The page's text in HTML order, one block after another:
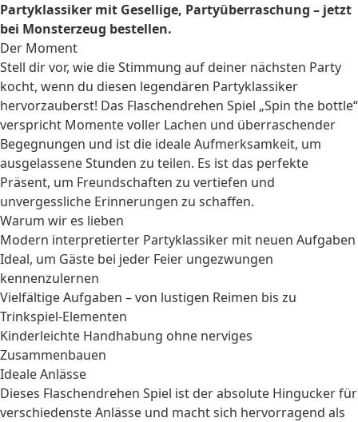
Partyklassiker mit Gesellige, Partyüberraschung – jetzt
bei Monsterzeug bestellen.
Der Moment
Stell dir vor, wie die Stimmung auf deiner nächsten Party
kocht, wenn du diesen legendären Partyklassiker
hervorzauberst! Das Flaschendrehen Spiel „Spin the bottle“
verspricht Momente voller Lachen und überraschender
Begegnungen und ist die ideale Aufmerksamkeit, um
ausgelassene Stunden zu teilen. Es ist das perfekte
Präsent, um Freundschaften zu vertiefen und
unvergessliche Erinnerungen zu schaffen.
Warum wir es lieben
Modern interpretierter Partyklassiker mit neuen Aufgaben
Ideal, um Gäste bei jeder Feier ungezwungen
kennenzulernen
Vielfältige Aufgaben – von lustigen Reimen bis zu
Trinkspiel-Elementen
Kinderleichte Handhabung ohne nerviges
Zusammenbauen
Ideale Anlässe
Dieses Flaschendrehen Spiel ist der absolute Hingucker für
verschiedenste Anlässe und macht sich hervorragend als